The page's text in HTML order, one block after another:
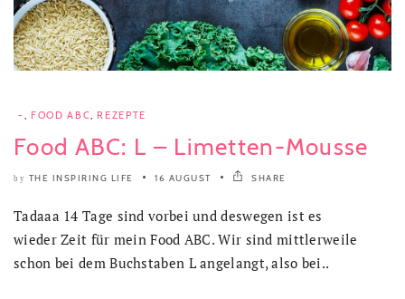
- , FOOD ABC, REZEPTE
Food ABC: L – Limetten-Mousse
by THE INSPIRING LIFE 16 AUGUST SHARE
Tadaaa 14 Tage sind vorbei und deswegen ist es
wieder Zeit für mein Food ABC. Wir sind mittlerweile
schon bei dem Buchstaben L angelangt, also bei..